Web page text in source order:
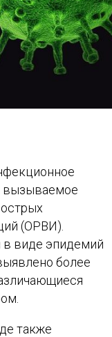
вызываемое
(ОРВИ).
в виде эпидемий
более
также